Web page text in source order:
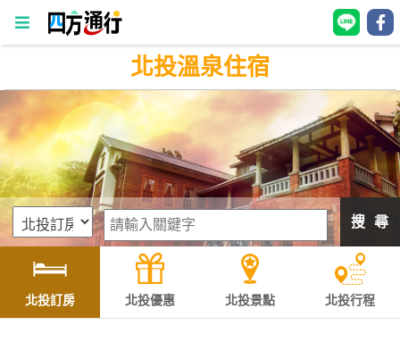
四
通
行
訂
房
灣
訂
房
北投溫泉住宿
搜 尋
北投訂房 北投優惠 北投景點 北投行程